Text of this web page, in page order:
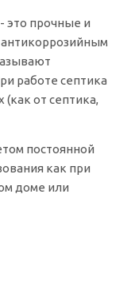
это прочные и
работе септика
(как от септика,
постоянной
как при
доме или